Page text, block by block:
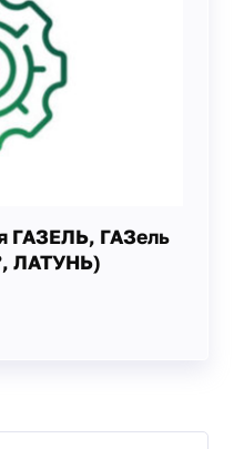
ГАЗЕЛЬ, ГАЗель
ЛАТУНЬ)